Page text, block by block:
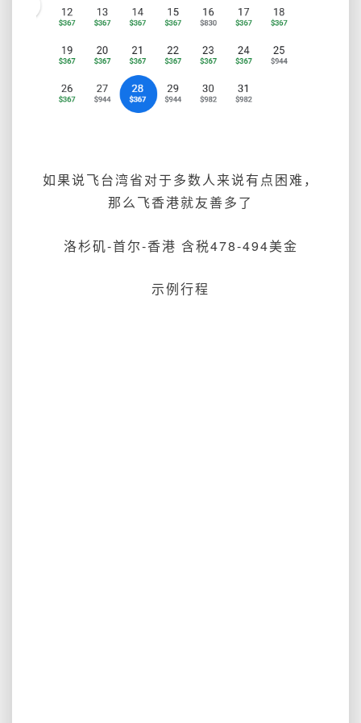
如果说飞台湾省对于多数人来说有点困难，
那么飞香港就友善多了
洛杉矶-首尔-香港 含税478-494美金
示例行程